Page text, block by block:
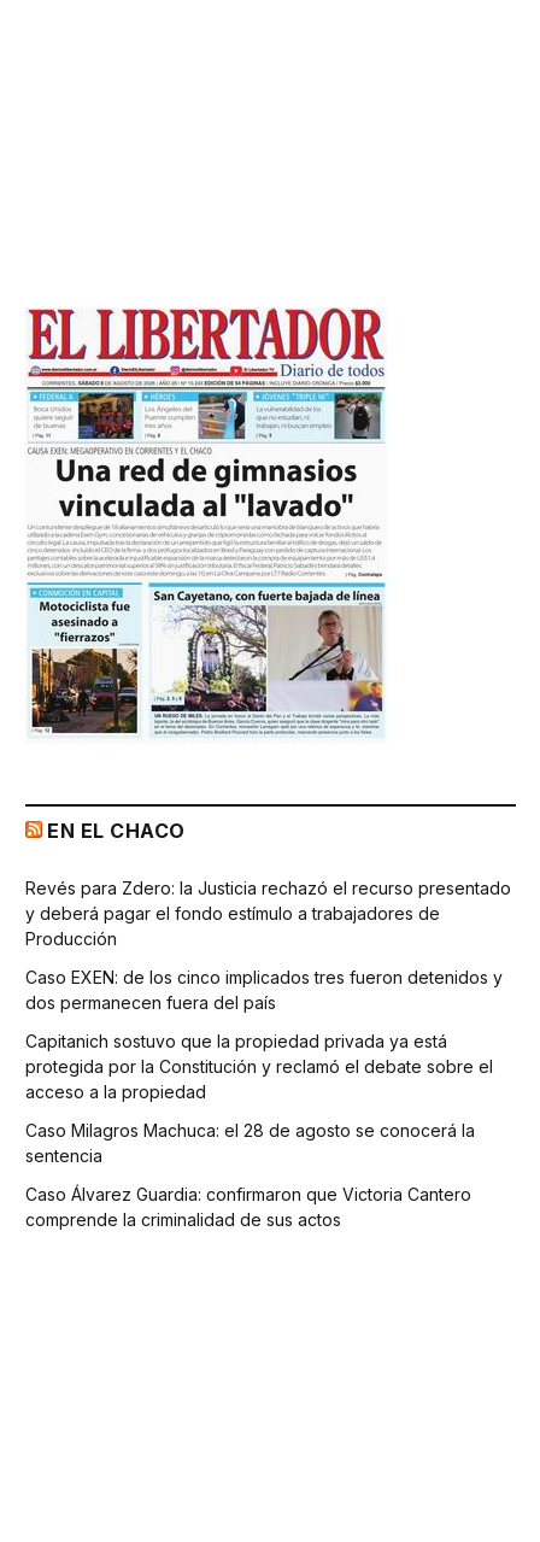
EN EL CHACO
Revés para Zdero: la Justicia rechazó el recurso presentado
y deberá pagar el fondo estímulo a trabajadores de
Producción
Caso EXEN: de los cinco implicados tres fueron detenidos y
dos permanecen fuera del país
Capitanich sostuvo que la propiedad privada ya está
protegida por la Constitución y reclamó el debate sobre el
acceso a la propiedad
Caso Milagros Machuca: el 28 de agosto se conocerá la
sentencia
Caso Álvarez Guardia: confirmaron que Victoria Cantero
comprende la criminalidad de sus actos